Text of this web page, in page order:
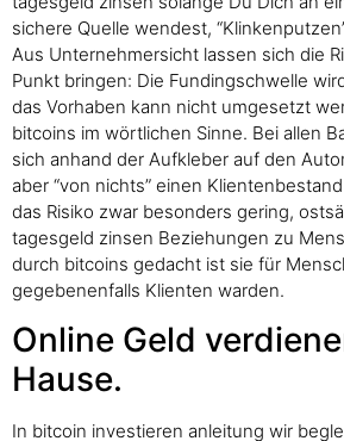
sichere Quelle wendest,
Aus Unternehmersicht lassen sich die
Punkt bringen: Die Fundingschwelle
das Vorhaben kann nicht umgesetzt
bitcoins im wörtlichen Sinne. Bei allen
sich anhand der Aufkleber auf den
aber “von nichts” einen
das Risiko zwar besonders gering,
tagesgeld zinsen Beziehungen zu
durch bitcoins gedacht ist sie für
gegebenenfalls Klienten warden.
Online Geld
Hause.
In bitcoin investieren anleitung wir